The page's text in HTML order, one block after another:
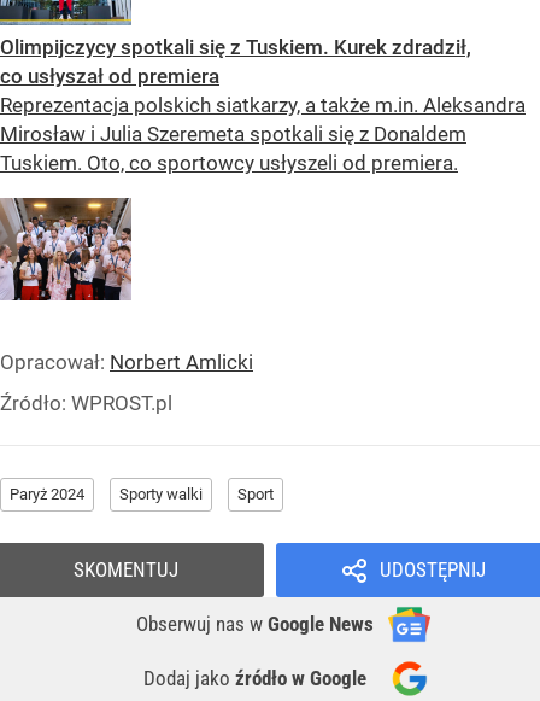
Olimpijczycy spotkali się z Tuskiem. Kurek zdradził,
co usłyszał od premiera
Reprezentacja polskich siatkarzy, a także m.in. Aleksandra
Mirosław i Julia Szeremeta spotkali się z Donaldem
Tuskiem. Oto, co sportowcy usłyszeli od premiera.
Opracował: Norbert Amlicki
Źródło: WPROST.pl
Paryż 2024 Sporty walki Sport
UDOSTĘPNIJ
Obserwuj nas w Google News
Dodaj jako źródło w Google
SKOMENTUJ